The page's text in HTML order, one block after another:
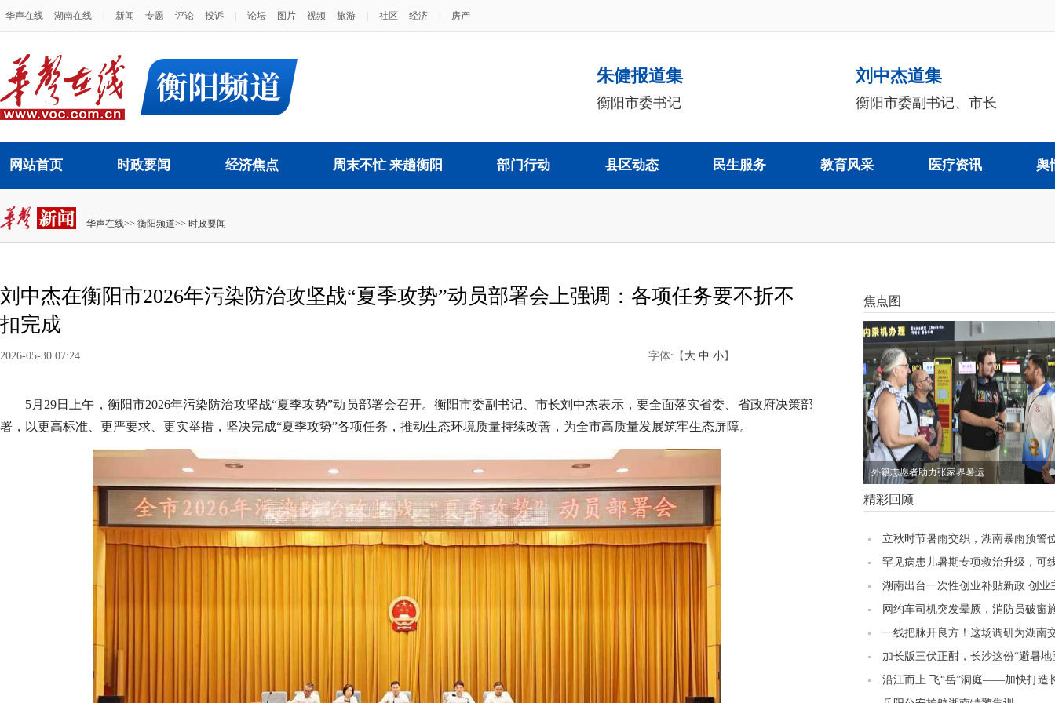
华声在线 湖南在线 新闻 专题 评论 投诉 论坛 图片 视频 旅游 社区 经济 房产
朱健报道集
衡阳市委书记
刘中杰道集
衡阳市委副书记、市长
网站首页 时政要闻 经济焦点 周末不忙 来趟衡阳 部门行动 县区动态 民生服务 教育风采 医疗资讯 舆
华声在线>> 衡阳频道>> 时政要闻
刘中杰在衡阳市2026年污染防治攻坚战“夏季攻势”动员部署会上强调：各项任务要不折不
扣完成
2026-05-30 07:24 字体:【 大 中 小】
5月29日上午，衡阳市2026年污染防治攻坚战“夏季攻势”动员部署会召开。衡阳市委副书记、市长刘中杰表示，要全面落实省委、省政府决策部
署，以更高标准、更严要求、更实举措，坚决完成“夏季攻势”各项任务，推动生态环境质量持续改善，为全市高质量发展筑牢生态屏障。
焦点图
【专题】树立和践行正确政绩观学习教
育
精彩回顾
立秋时节暑雨交织，湖南暴雨预警
第五
罕见病患儿暑期专项救治升级，可
优先手术
湖南出台一次性创业补贴新政 创业
可享万元扶持
网约车司机突发晕厥，消防员破窗
一线把脉开良方！这场调研为湖南
质量安全发展锚定方向
加长版三伏正酣，长沙这份“避暑地
好！记者实测九区县（市）清凉坐
沿江而上 飞“岳”洞庭——加快打造